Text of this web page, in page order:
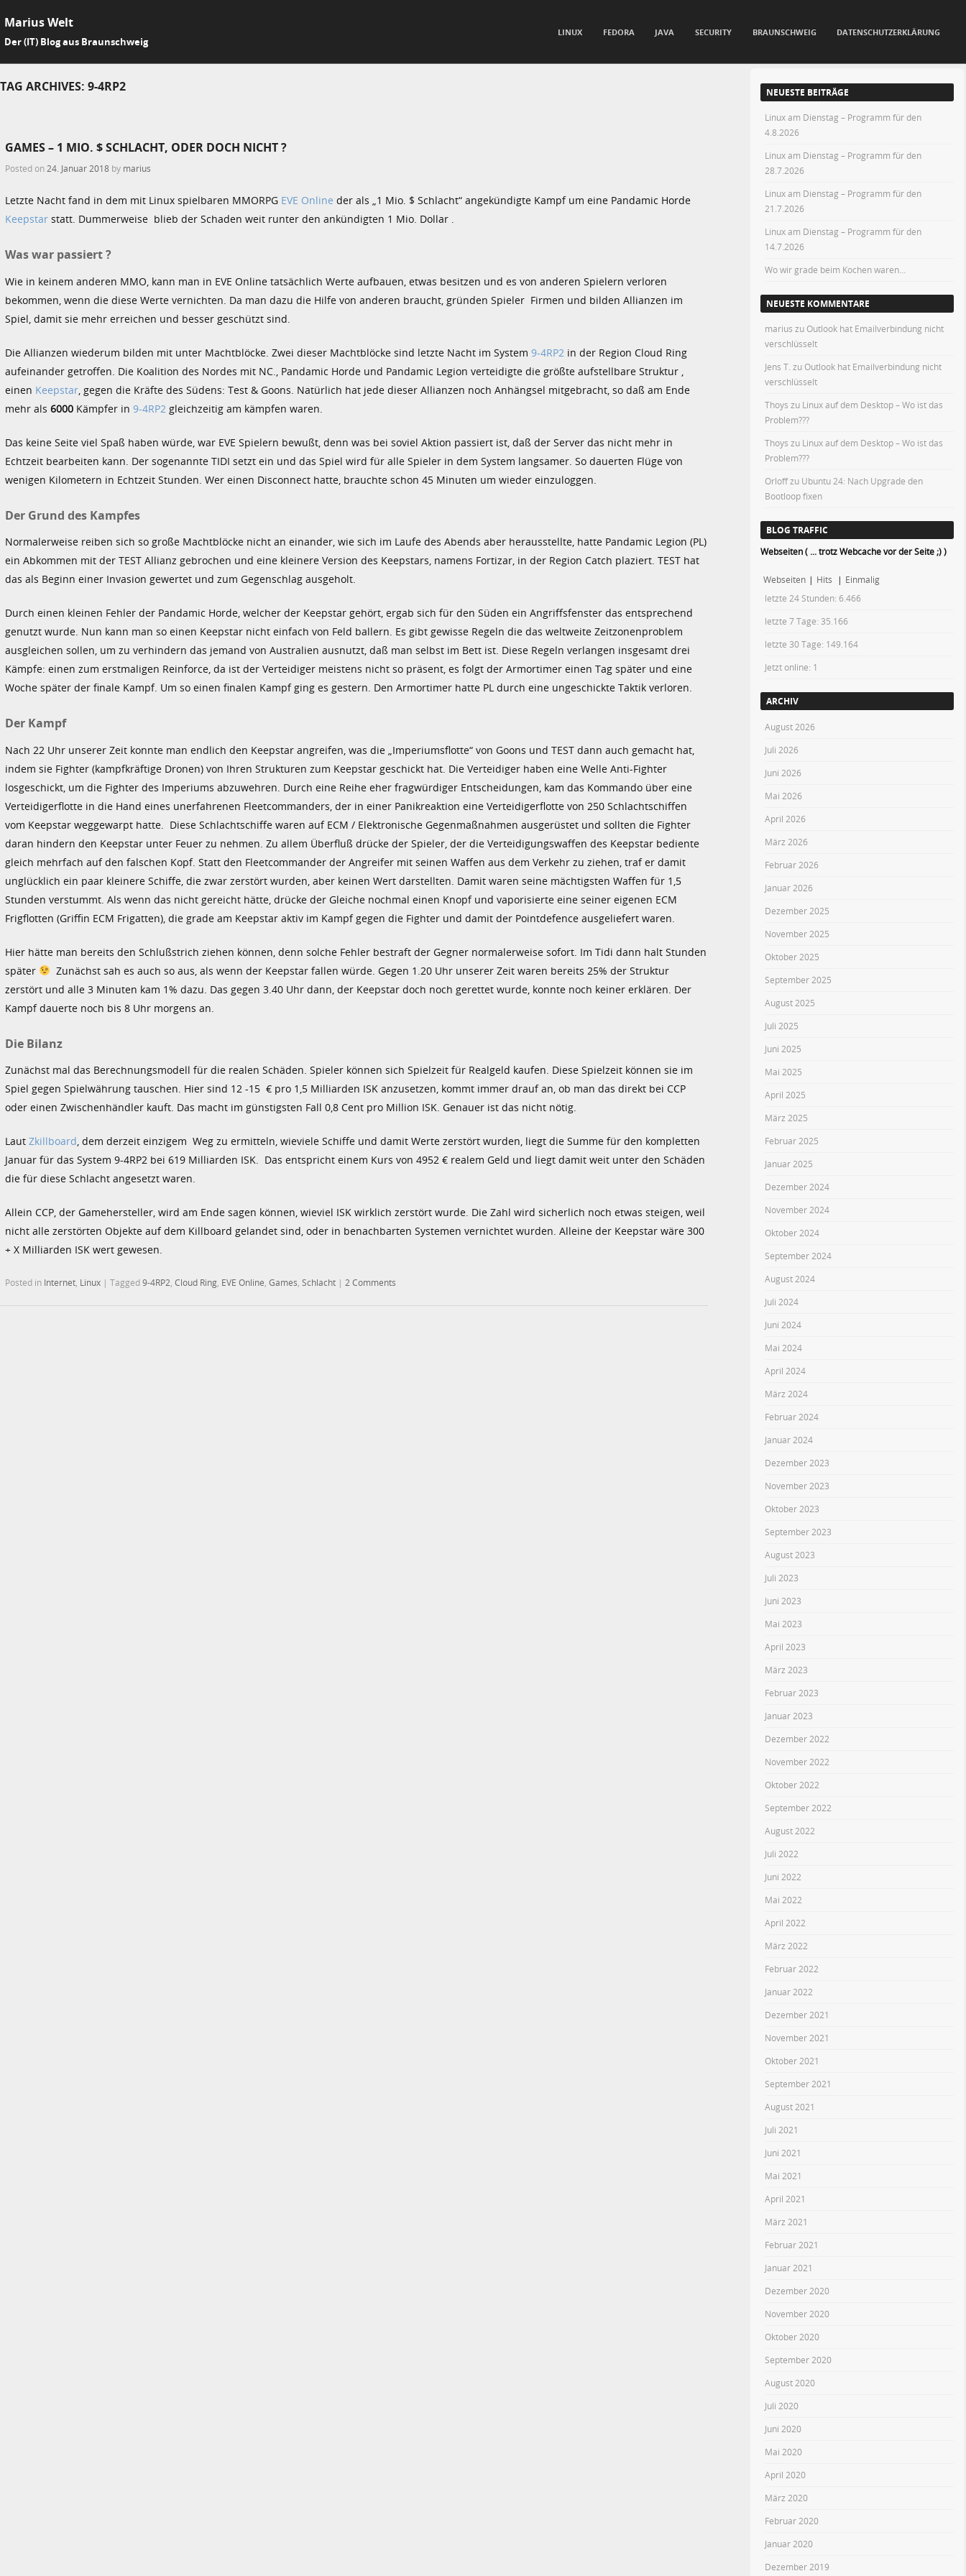
Marius Welt
Der (IT) Blog aus Braunschweig
LINUX FEDORA JAVA SECURITY BRAUNSCHWEIG DATENSCHUTZERKLÄRUNG
TAG ARCHIVES: 9-4RP2
GAMES – 1 MIO. $ SCHLACHT, ODER DOCH NICHT ?
Posted on 24. Januar 2018 by marius
Letzte Nacht fand in dem mit Linux spielbaren MMORPG EVE Online der als „1 Mio. $ Schlacht“ angekündigte Kampf um eine Pandamic Horde
Keepstar statt. Dummerweise blieb der Schaden weit runter den ankündigten 1 Mio. Dollar .
Was war passiert ?
Wie in keinem anderen MMO, kann man in EVE Online tatsächlich Werte aufbauen, etwas besitzen und es von anderen Spielern verloren
bekommen, wenn die diese Werte vernichten. Da man dazu die Hilfe von anderen braucht, gründen Spieler Firmen und bilden Allianzen im
Spiel, damit sie mehr erreichen und besser geschützt sind.
Die Allianzen wiederum bilden mit unter Machtblöcke. Zwei dieser Machtblöcke sind letzte Nacht im System 9-4RP2 in der Region Cloud Ring
aufeinander getroffen. Die Koalition des Nordes mit NC., Pandamic Horde und Pandamic Legion verteidigte die größte aufstellbare Struktur ,
einen Keepstar , gegen die Kräfte des Südens: Test & Goons. Natürlich hat jede dieser Allianzen noch Anhängsel mitgebracht, so daß am Ende
mehr als 6000 Kämpfer in 9-4RP2 gleichzeitig am kämpfen waren.
Das keine Seite viel Spaß haben würde, war EVE Spielern bewußt, denn was bei soviel Aktion passiert ist, daß der Server das nicht mehr in
Echtzeit bearbeiten kann. Der sogenannte TIDI setzt ein und das Spiel wird für alle Spieler in dem System langsamer. So dauerten Flüge von
wenigen Kilometern in Echtzeit Stunden. Wer einen Disconnect hatte, brauchte schon 45 Minuten um wieder einzuloggen.
Der Grund des Kampfes
Normalerweise reiben sich so große Machtblöcke nicht an einander, wie sich im Laufe des Abends aber herausstellte, hatte Pandamic Legion (PL)
ein Abkommen mit der TEST Allianz gebrochen und eine kleinere Version des Keepstars, namens Fortizar, in der Region Catch plaziert. TEST hat
das als Beginn einer Invasion gewertet und zum Gegenschlag ausgeholt.
Durch einen kleinen Fehler der Pandamic Horde, welcher der Keepstar gehört, ergab sich für den Süden ein Angriffsfenster das entsprechend
genutzt wurde. Nun kann man so einen Keepstar nicht einfach von Feld ballern. Es gibt gewisse Regeln die das weltweite Zeitzonenproblem
ausgleichen sollen, um zu verhindern das jemand von Australien ausnutzt, daß man selbst im Bett ist. Diese Regeln verlangen insgesamt drei
Kämpfe: einen zum erstmaligen Reinforce, da ist der Verteidiger meistens nicht so präsent, es folgt der Armortimer einen Tag später und eine
Woche später der finale Kampf. Um so einen finalen Kampf ging es gestern. Den Armortimer hatte PL durch eine ungeschickte Taktik verloren.
Der Kampf
Nach 22 Uhr unserer Zeit konnte man endlich den Keepstar angreifen, was die „Imperiumsflotte“ von Goons und TEST dann auch gemacht hat,
indem sie Fighter (kampfkräftige Dronen) von Ihren Strukturen zum Keepstar geschickt hat. Die Verteidiger haben eine Welle Anti-Fighter
losgeschickt, um die Fighter des Imperiums abzuwehren. Durch eine Reihe eher fragwürdiger Entscheidungen, kam das Kommando über eine
Verteidigerflotte in die Hand eines unerfahrenen Fleetcommanders, der in einer Panikreaktion eine Verteidigerflotte von 250 Schlachtschiffen
vom Keepstar weggewarpt hatte. Diese Schlachtschiffe waren auf ECM / Elektronische Gegenmaßnahmen ausgerüstet und sollten die Fighter
daran hindern den Keepstar unter Feuer zu nehmen. Zu allem Überfluß drücke der Spieler, der die Verteidigungswaffen des Keepstar bediente
gleich mehrfach auf den falschen Kopf. Statt den Fleetcommander der Angreifer mit seinen Waffen aus dem Verkehr zu ziehen, traf er damit
unglücklich ein paar kleinere Schiffe, die zwar zerstört wurden, aber keinen Wert darstellten. Damit waren seine mächtigsten Waffen für 1,5
Stunden verstummt. Als wenn das nicht gereicht hätte, drücke der Gleiche nochmal einen Knopf und vaporisierte eine seiner eigenen ECM
Frigflotten (Griffin ECM Frigatten), die grade am Keepstar aktiv im Kampf gegen die Fighter und damit der Pointdefence ausgeliefert waren.
Hier hätte man bereits den Schlußstrich ziehen können, denn solche Fehler bestraft der Gegner normalerweise sofort. Im Tidi dann halt Stunden
später
Zunächst sah es auch so aus, als wenn der Keepstar fallen würde. Gegen 1.20 Uhr unserer Zeit waren bereits 25% der Struktur
zerstört und alle 3 Minuten kam 1% dazu. Das gegen 3.40 Uhr dann, der Keepstar doch noch gerettet wurde, konnte noch keiner erklären. Der
Kampf dauerte noch bis 8 Uhr morgens an.
Die Bilanz
Zunächst mal das Berechnungsmodell für die realen Schäden. Spieler können sich Spielzeit für Realgeld kaufen. Diese Spielzeit können sie im
Spiel gegen Spielwährung tauschen. Hier sind 12 -15 € pro 1,5 Milliarden ISK anzusetzen, kommt immer drauf an, ob man das direkt bei CCP
oder einen Zwischenhändler kauft. Das macht im günstigsten Fall 0,8 Cent pro Million ISK. Genauer ist das nicht nötig.
Laut Zkillboard, dem derzeit einzigem Weg zu ermitteln, wieviele Schiffe und damit Werte zerstört wurden, liegt die Summe für den kompletten
Januar für das System 9-4RP2 bei 619 Milliarden ISK. Das entspricht einem Kurs von 4952 € realem Geld und liegt damit weit unter den Schäden
die für diese Schlacht angesetzt waren.
Allein CCP, der Gamehersteller, wird am Ende sagen können, wieviel ISK wirklich zerstört wurde. Die Zahl wird sicherlich noch etwas steigen, weil
nicht alle zerstörten Objekte auf dem Killboard gelandet sind, oder in benachbarten Systemen vernichtet wurden. Alleine der Keepstar wäre 300
+ X Milliarden ISK wert gewesen.
Posted in Internet, Linux | Tagged9-4RP2, Cloud Ring, EVE Online, Games, Schlacht | 2 Comments
NEUESTE BEITRÄGE
Linux am Dienstag – Programm für den
4.8.2026
Linux am Dienstag – Programm für den
28.7.2026
Linux am Dienstag – Programm für den
21.7.2026
Linux am Dienstag – Programm für den
14.7.2026
Wo wir grade beim Kochen waren…
NEUESTE KOMMENTARE
marius zuOutlook hat Emailverbindung nicht
verschlüsselt
Jens T. zuOutlook hat Emailverbindung nicht
verschlüsselt
Thoys zu Linux auf dem Desktop – Wo ist das
Problem???
Thoys zu Linux auf dem Desktop – Wo ist das
Problem???
Orloffzu Ubuntu 24: Nach Upgrade den
Bootloop fixen
BLOG TRAFFIC
Webseiten ( ... trotz Webcache vor der Seite ;) )
Webseiten | Hits | Einmalig
letzte 24 Stunden:6.466
letzte 7 Tage: 35.166
letzte 30 Tage: 149.164
Jetzt online: 1
ARCHIV
August 2026
Juli 2026
Juni 2026
Mai 2026
April 2026
März 2026
Februar 2026
Januar 2026
Dezember 2025
November 2025
Oktober 2025
September 2025
August 2025
Juli 2025
Juni 2025
Mai 2025
April 2025
März 2025
Februar 2025
Januar 2025
Dezember 2024
November 2024
Oktober 2024
September 2024
August 2024
Juli 2024
Juni 2024
Mai 2024
April 2024
März 2024
Februar 2024
Januar 2024
Dezember 2023
November 2023
Oktober 2023
September 2023
August 2023
Juli 2023
Juni 2023
Mai 2023
April 2023
März 2023
Februar 2023
Januar 2023
Dezember 2022
November 2022
Oktober 2022
September 2022
August 2022
Juli 2022
Juni 2022
Mai 2022
April 2022
März 2022
Februar 2022
Januar 2022
Dezember 2021
November 2021
Oktober 2021
September 2021
August 2021
Juli 2021
Juni 2021
Mai 2021
April 2021
März 2021
Februar 2021
Januar 2021
Dezember 2020
November 2020
Oktober 2020
September 2020
August 2020
Juli 2020
Juni 2020
Mai 2020
April 2020
März 2020
Februar 2020
Januar 2020
Dezember 2019